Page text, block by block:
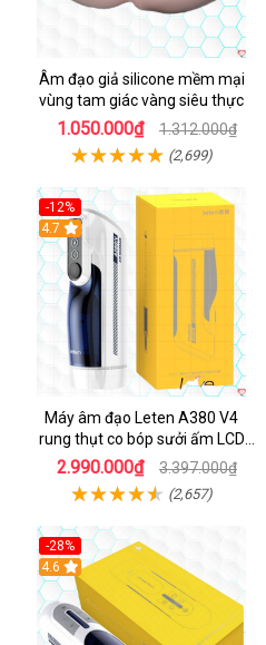
Âm đạo giả silicone mềm mại
vùng tam giác vàng siêu thực
1.050.000₫ 1.312.000₫
(2,699)
-12%
Hot
4.7
Máy âm đạo Leten A380 V4
rung thụt co bóp sưởi ấm LCD
đẹp
2.990.000₫ 3.397.000₫
(2,657)
-28%
Hot
4.6